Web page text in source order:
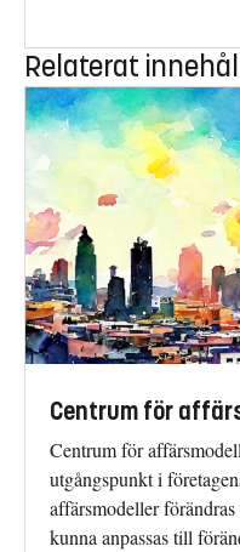
Relaterat innehåll
Centrum för
Centrum för
utgångspunkt i
affärsmodeller
kunna anpassas till